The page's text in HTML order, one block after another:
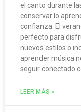
el canto durante
conservar lo
confianza. El
perfecto para
nuevos estilos o
aprender música
seguir conectado
LEER MÁS »